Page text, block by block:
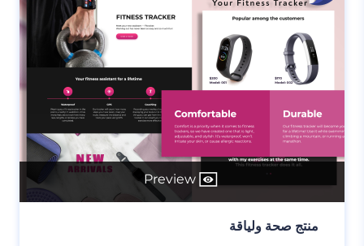
Preview
منتج صحة ولياقة